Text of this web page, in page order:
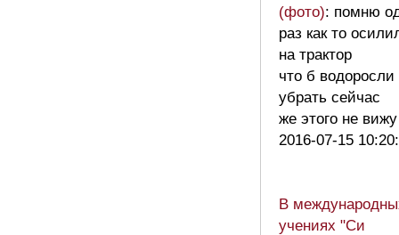
(фото): помню
раз как то
на трактор
что б водоросли
убрать сейчас
же этого не
2016-07-15
В
учениях "Си